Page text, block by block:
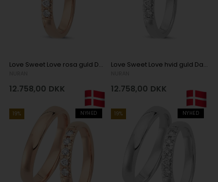
Love Sweet Love rosa guld Damering med 5 x 0,04 ct stk diamanter Wesselton VS
12.758,00 DKK
Love Sweet Love hvid guld Damering med 5 x 0,04 ct stk diamanter Wesselton VS
12.758,00 DKK
NYHED
19% NYHED
19%